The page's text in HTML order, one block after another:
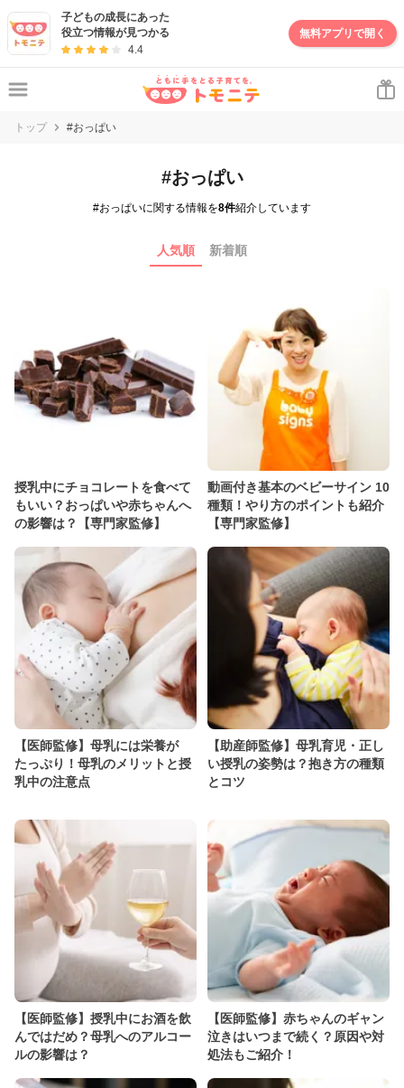
子どもの成長にあった
役立つ情報が見つかる
4.4
無料アプリで開く
トップ #おっぱい
#おっぱい
#おっぱいに関する情報を8件紹介しています
人気順 新着順
授乳中にチョコレートを食べて
もいい？おっぱいや赤ちゃんへ
の影響は？【専門家監修】
動画付き基本のベビーサイン 10
種類！やり方のポイントも紹介
【専門家監修】
【医師監修】母乳には栄養が
たっぷり！母乳のメリットと授
乳中の注意点
【助産師監修】母乳育児・正し
い授乳の姿勢は？抱き方の種類
とコツ
【医師監修】授乳中にお酒を飲
んではだめ？母乳へのアルコー
ルの影響は？
【医師監修】赤ちゃんのギャン
泣きはいつまで続く？原因や対
処法もご紹介！